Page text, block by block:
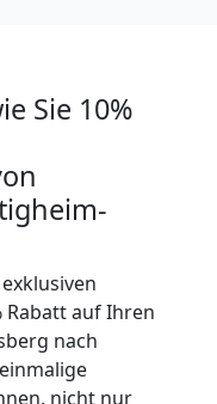
Sie 10%
Rabatt auf Ihren
nach
nicht nur